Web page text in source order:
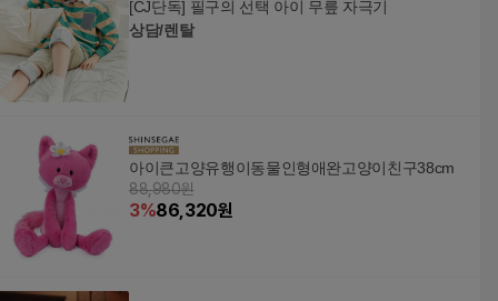
[CJ단독] 필구의 선택 아이 무릎 자극기
상담/렌탈
아이큰고양유행이동물인형애완고양이친구38cm
88,980원
3%86,320원